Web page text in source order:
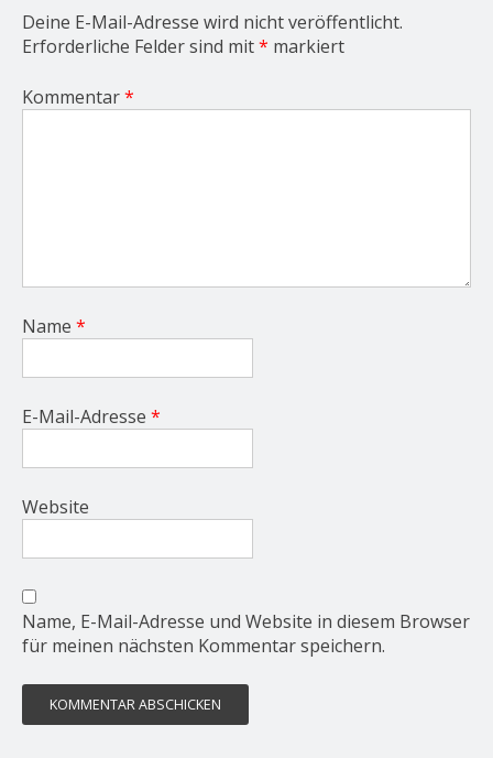
Deine E-Mail-Adresse wird nicht veröffentlicht.
Erforderliche Felder sind mit* markiert
Kommentar*
Name *
E-Mail-Adresse *
Website
Name, E-Mail-Adresse und Website in diesem Browser
für meinen nächsten Kommentar speichern.